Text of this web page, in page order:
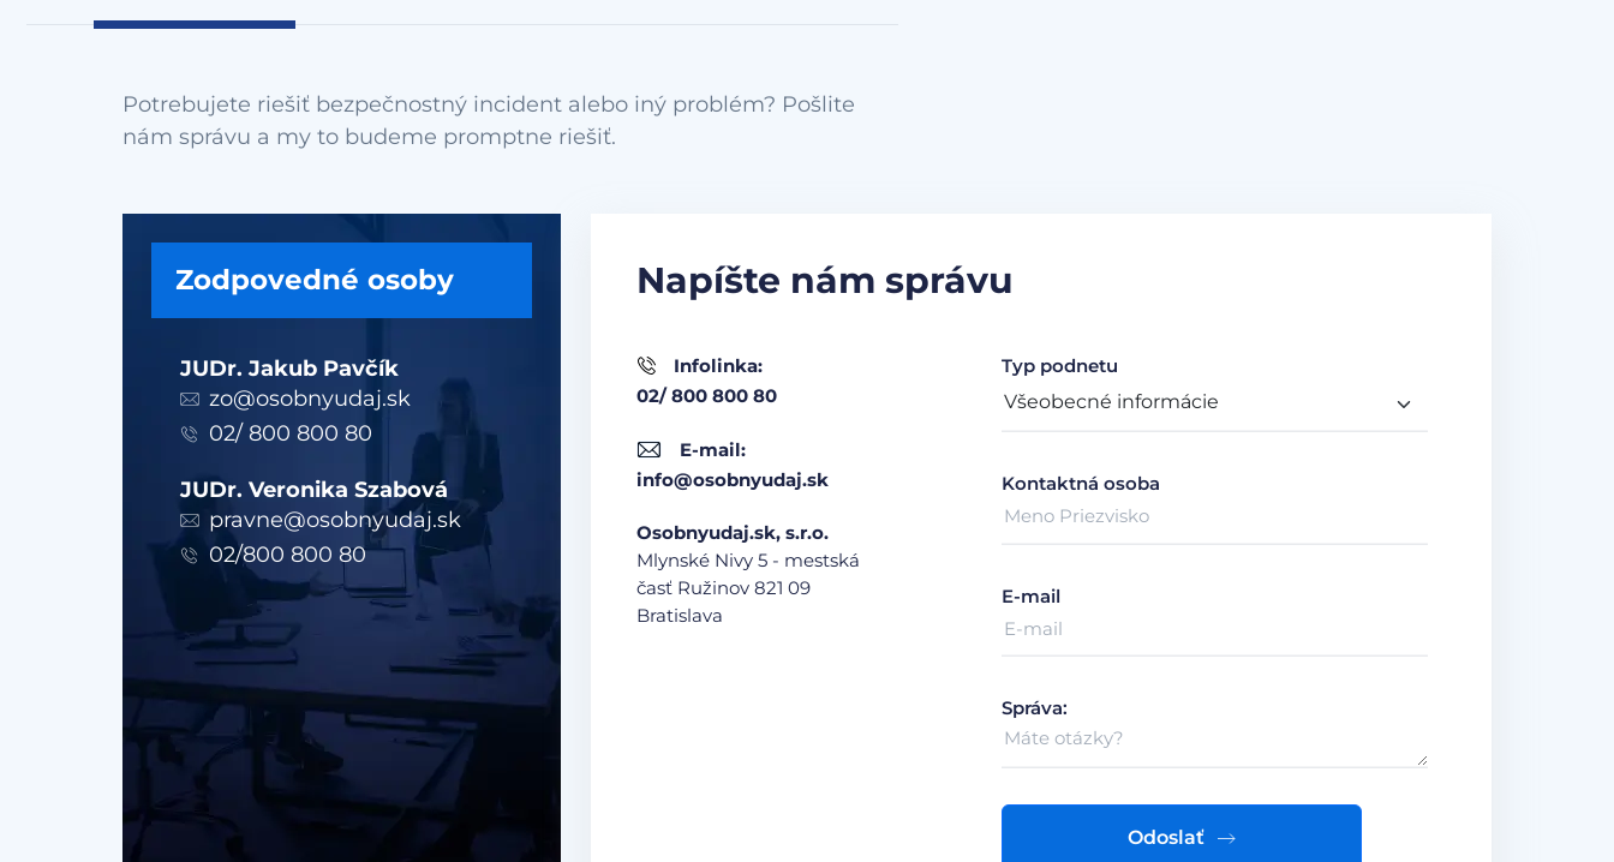
Potrebujete riešiť bezpečnostný incident alebo iný problém? Pošlite
Zodpovedné osoby
JUDr. Jakub Pavčík
zo@osobnyudaj.sk
02/ 800 800 80
JUDr. Veronika Szabová
pravne@osobnyudaj.sk
02/800 800 80
Napíšte nám správu
Infolinka:
02/ 800 800 80
E-mail:
info@osobnyudaj.sk
Osobnyudaj.sk, s.r.o.
Mlynské Nivy 5 - mestská
časť Ružinov 821 09
Bratislava
Typ podnetu
Kontaktná osoba
E-mail
Správa:
Odoslať